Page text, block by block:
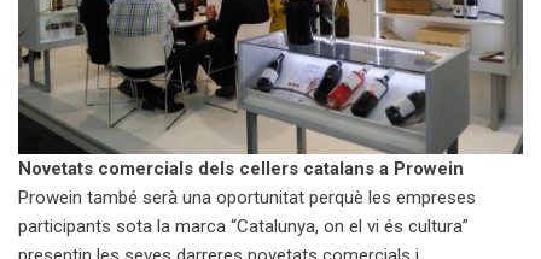
Novetats comercials dels cellers catalans a Prowein
Prowein també serà una oportunitat perquè les empreses
participants sota la marca “Catalunya, on el vi és cultura”